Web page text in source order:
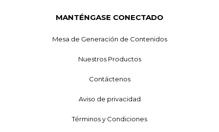
MANTÉNGASE CONECTADO
Mesa de Generación de Contenidos
Nuestros Productos
Contáctenos
Aviso de privacidad
Términos y Condiciones